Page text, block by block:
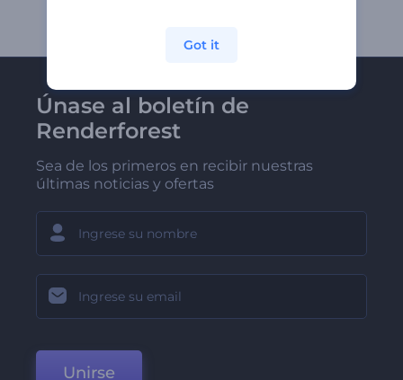
Únase al boletín de
Renderforest
Sea de los primeros en recibir nuestras
últimas noticias y ofertas
Unirse
Got it